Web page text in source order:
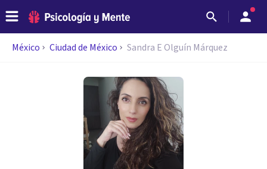
México Ciudad de México Sandra E Olguín Márquez